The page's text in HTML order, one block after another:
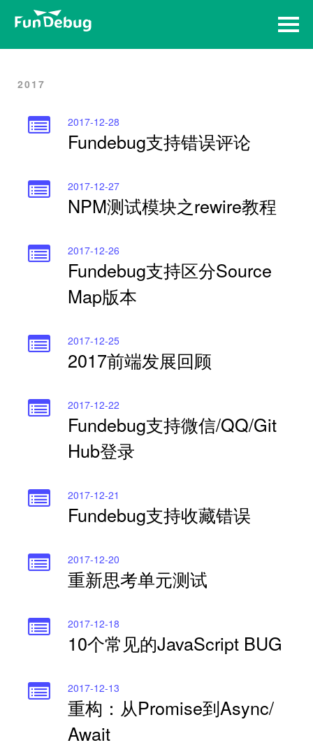
2017
2017-12-28
Fundebug支持错误评论
2017-12-27
NPM测试模块之rewire教程
2017-12-26
Fundebug支持区分Source
Map版本
2017-12-25
2017前端发展回顾
2017-12-22
Fundebug支持微信/QQ/Git
Hub登录
2017-12-21
Fundebug支持收藏错误
2017-12-20
重新思考单元测试
2017-12-18
10个常见的JavaScript BUG
2017-12-13
重构：从Promise到Async/
Await
Home
Archives